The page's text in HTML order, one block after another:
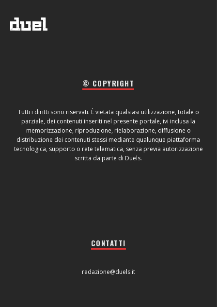
© COPYRIGHT
Tutti i diritti sono riservati. È vietata qualsiasi utilizzazione, totale o
parziale, dei contenuti inseriti nel presente portale, ivi inclusa la
memorizzazione, riproduzione, rielaborazione, diffusione o
distribuzione dei contenuti stessi mediante qualunque piattaforma
tecnologica, supporto o rete telematica, senza previa autorizzazione
scritta da parte di Duels.
CONTATTI
redazione@duels.it